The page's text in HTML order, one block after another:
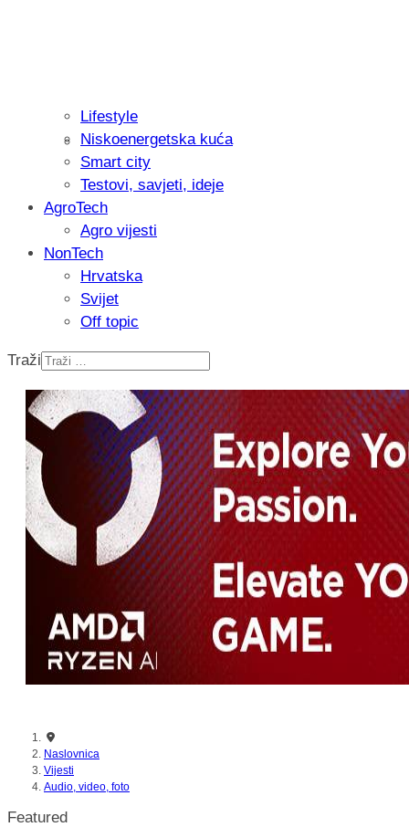
Recenzija: Philips All-in-One Trimmer
muškarcu
Isprobali smo: Thermostar
Lifestyle
Niskoenergetska kuća
Smart city
Testovi, savjeti, ideje
AgroTech
Agro vijesti
NonTech
Hrvatska
Svijet
Off topic
Traži
Naslovnica
Vijesti
Audio, video, foto
Featured